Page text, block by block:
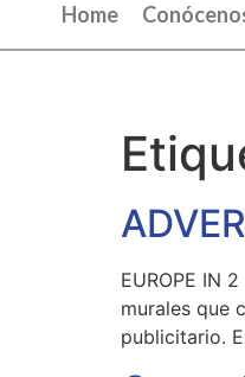
Home
EUROPE IN
murales que
publicitario.